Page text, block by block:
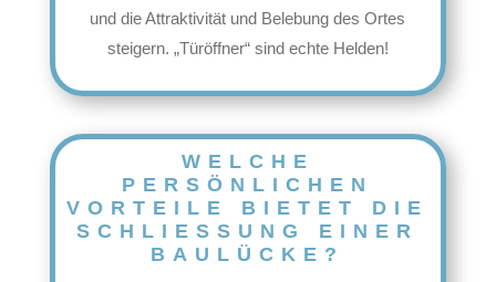
und die Attraktivität und Belebung des Ortes
steigern. „Türöffner“ sind echte Helden!
WELCHE
PERSÖNLICHEN
VORTEILE BIETET DIE
SCHLIESSUNG EINER B
AULÜCKE?